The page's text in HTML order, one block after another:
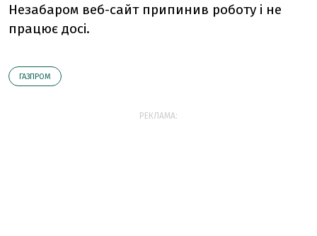
Незабаром веб-сайт припинив роботу і не
працює досі.
ГАЗПРОМ
РЕКЛАМА: